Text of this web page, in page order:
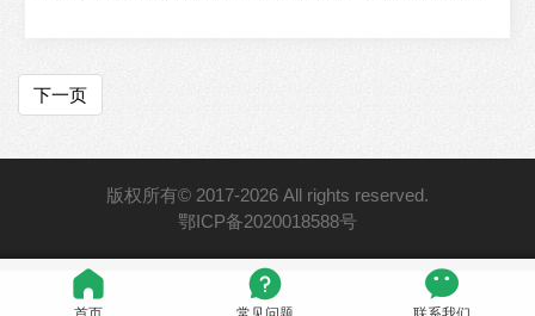
下一页
版权所有© 2017-2026 All rights reserved.
鄂ICP备2020018588号